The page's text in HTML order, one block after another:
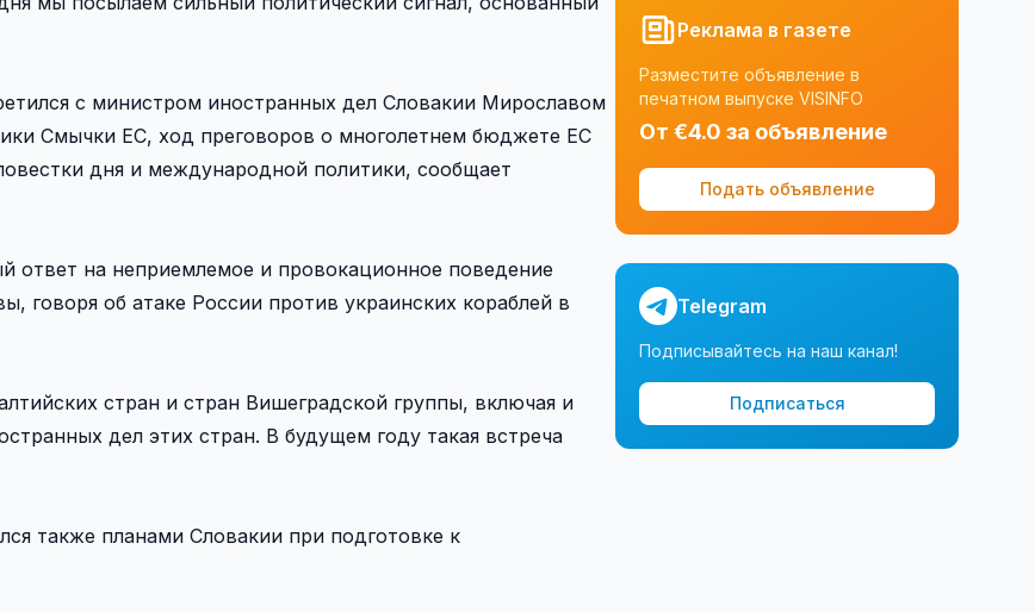
с министром иностранных дел Словакии Мирославом
Смычки ЕС, ход преговоров о многолетнем бюджете ЕС
дня и международной политики, сообщает
на неприемлемое и провокационное поведение
говоря об атаке России против украинских кораблей в
стран и стран Вишеградской группы, включая и
дел этих стран. В будущем году такая встреча
также планами Словакии при подготовке к
Реклама в газете
Разместите объявление в
печатном выпуске VISINFO
От €4.0 за объявление
Подать объявление
Telegram
Подписывайтесь на наш канал!
Подписаться